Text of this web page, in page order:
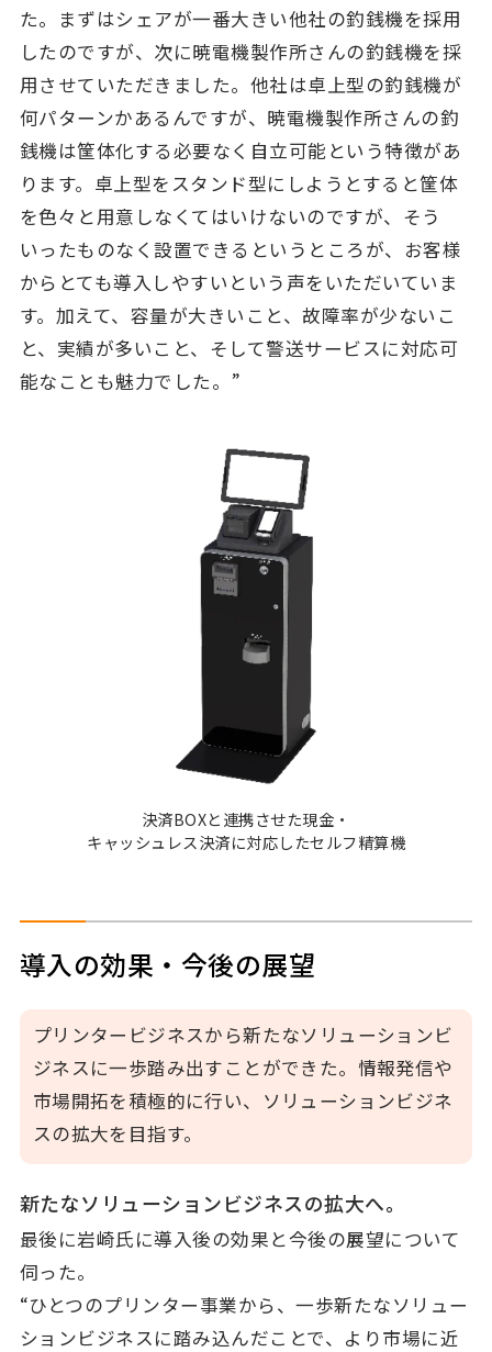
た。まずはシェアが一番大きい他社の釣銭機を採用
したのですが、次に暁電機製作所さんの釣銭機を採
用させていただきました。他社は卓上型の釣銭機が
何パターンかあるんですが、暁電機製作所さんの釣
銭機は筐体化する必要なく自立可能という特徴があ
ります。卓上型をスタンド型にしようとすると筐体
を色々と用意しなくてはいけないのですが、そう
いったものなく設置できるというところが、お客様
からとても導入しやすいという声をいただいていま
す。加えて、容量が大きいこと、故障率が少ないこ
と、実績が多いこと、そして警送サービスに対応可
能なことも魅力でした。”
決済BOXと連携させた現金・
キャッシュレス決済に対応したセルフ精算機
導入の効果・今後の展望
プリンタービジネスから新たなソリューションビ
ジネスに一歩踏み出すことができた。情報発信や
市場開拓を積極的に行い、ソリューションビジネ
スの拡大を目指す。
新たなソリューションビジネスの拡大へ。
最後に岩崎氏に導入後の効果と今後の展望について
伺った。
“ひとつのプリンター事業から、一歩新たなソリュー
ションビジネスに踏み込んだことで、より市場に近